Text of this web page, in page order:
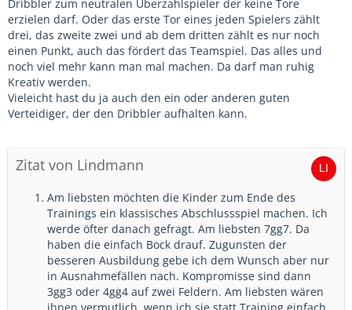
Dribbler zum neutralen Überzahlspieler der keine Tore
erzielen darf. Oder das erste Tor eines jeden Spielers zählt
drei, das zweite zwei und ab dem dritten zählt es nur noch
einen Punkt, auch das fördert das Teamspiel. Das alles und
noch viel mehr kann man mal machen. Da darf man ruhig
Kreativ werden.
Vieleicht hast du ja auch den ein oder anderen guten
Verteidiger, der den Dribbler aufhalten kann.
Zitat von Lindmann
Am liebsten möchten die Kinder zum Ende des
Trainings ein klassisches Abschlussspiel machen. Ich
werde öfter danach gefragt. Am liebsten 7gg7. Da
haben die einfach Bock drauf. Zugunsten der
besseren Ausbildung gebe ich dem Wunsch aber nur
in Ausnahmefällen nach. Kompromisse sind dann
3gg3 oder 4gg4 auf zwei Feldern. Am liebsten wären
ihnen vermutlich, wenn ich sie statt Training einfach